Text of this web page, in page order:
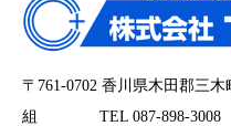
〒761-0702 香川県木田郡三
組 TEL 087-898-3008